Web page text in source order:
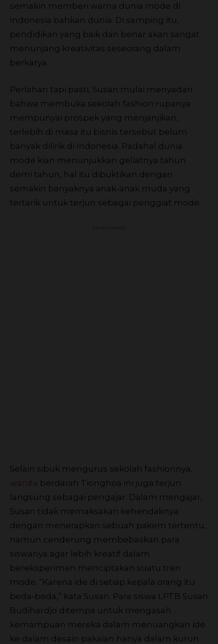
semakin memberi warna dunia mode di
Indonesia bahkan dunia. Di samping itu,
pendidikan yang baik dan benar akan sangat
menunjang kreativitas seseorang dalam
berkarya.
Perlahan tapi pasti, Susan mulai menyadari
bahwa membuka sekolah fashion rupanya
mempunyai prospek yang menjanjikan,
terlebih di masa itu bisnis tersebut belum
banyak dilirik di Indonesia. Padahal dunia
mode kian menunjukkan geliatnya tahun
demi tahun, hal itu dibuktikan dengan
semakin banyaknya anak-anak muda yang
tertarik untuk terjun sebagai penggiat mode.
Selain sibuk mengurus sekolah fashionnya,
wanita berdarah Tionghoa ini juga terjun
langsung sebagai pengajar. Dalam mengajar,
Susan tidak memaksakan kehendaknya
dengan menerapkan sebuah pakem tertentu,
namun cenderung membebaskan para
siswanya agar lebih kreatif dalam
bereksperimen menciptakan suatu tren
mode. “Karena ide di setiap kepala orang itu
beda-beda,” kata Susan. Para siswa LPTB Susan
Budihardjo ditempa untuk mengasah
kemampuan mereka dalam menuangkan ide
ke dalam desain pakaian hanya dalam kurun